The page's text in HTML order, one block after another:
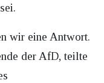
wir eine Antwort.
der AfD, teilte